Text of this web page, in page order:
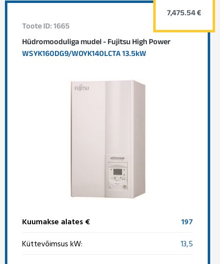
Toote ID: 1665
Hüdromooduliga mudel - Fujitsu High Power
WSYK160DG9/WOYK140LCTA 13.5kW
Kuumakse alates €
197
Küttevõimsus kW:
13,5
7,475.54 €